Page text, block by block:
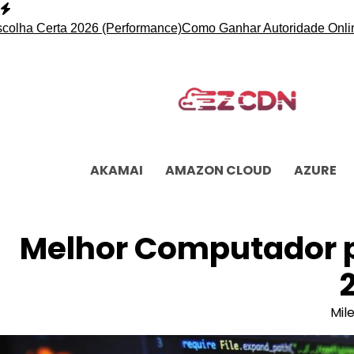
Skip
to
2026 (Performance)Como Ganhar Autoridade Online
AKAMAI AMAZON CLOUD AZURE
Melhor Computador